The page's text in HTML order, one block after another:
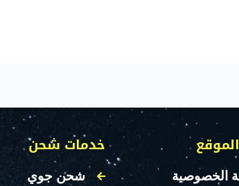
الخصوصية
خدمات شحن
شحن جوي